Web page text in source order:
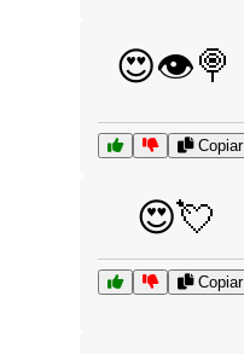
😍👁️🍭
Copiar
😍💘
Copiar